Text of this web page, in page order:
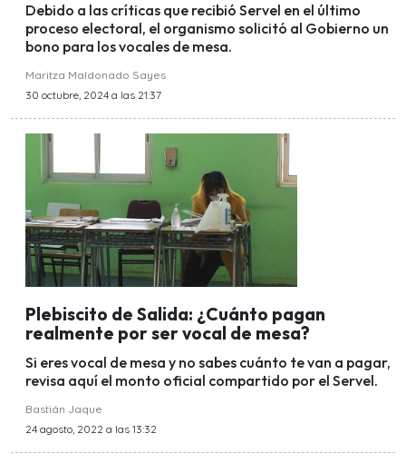
Debido a las críticas que recibió Servel en el último
proceso electoral, el organismo solicitó al Gobierno un
bono para los vocales de mesa.
Maritza Maldonado Sayes
30 octubre, 2024 a las 21:37
Plebiscito de Salida: ¿Cuánto pagan
realmente por ser vocal de mesa?
Si eres vocal de mesa y no sabes cuánto te van a pagar,
revisa aquí el monto oficial compartido por el Servel.
Bastián Jaque
24 agosto, 2022 a las 13:32